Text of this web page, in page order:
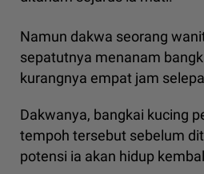
Namun dakwa seorang
sepatutnya menanam
kurangnya empat jam
Dakwanya, bangkai kucing
tempoh tersebut sebelum
potensi ia akan hidup